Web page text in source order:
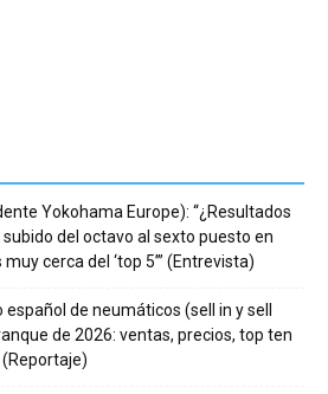
Yokohama Europe): “¿Resultados
del octavo al sexto puesto en
cerca del ‘top 5’” (Entrevista)
de neumáticos (sell in y sell
de 2026: ventas, precios, top ten